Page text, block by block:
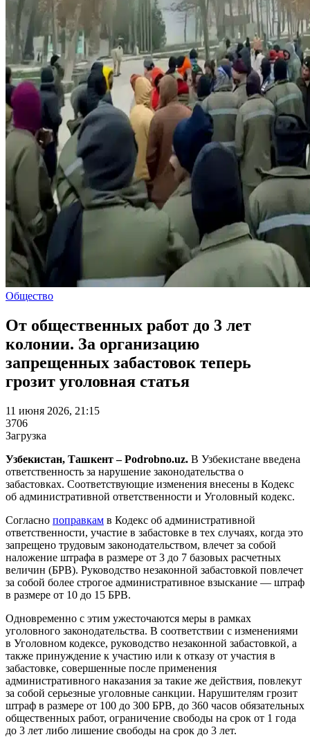
Общество
От общественных работ до 3 лет
колонии. За организацию
запрещенных забастовок теперь
грозит уголовная статья
11 июня 2026, 21:15
3706
Загрузка
Узбекистан, Ташкент – Podrobno.uz. В Узбекистане введена
ответственность за нарушение законодательства о
забастовках. Соответствующие изменения внесены в Кодекс
об административной ответственности и Уголовный кодекс.
Согласно поправкам в Кодекс об административной
ответственности, участие в забастовке в тех случаях, когда это
запрещено трудовым законодательством, влечет за собой
наложение штрафа в размере от 3 до 7 базовых расчетных
величин (БРВ). Руководство незаконной забастовкой повлечет
за собой более строгое административное взыскание — штраф
в размере от 10 до 15 БРВ.
Одновременно с этим ужесточаются меры в рамках
уголовного законодательства. В соответствии с изменениями
в Уголовном кодексе, руководство незаконной забастовкой, а
также принуждение к участию или к отказу от участия в
забастовке, совершенные после применения
административного наказания за такие же действия, повлекут
за собой серьезные уголовные санкции. Нарушителям грозит
штраф в размере от 100 до 300 БРВ, до 360 часов обязательных
общественных работ, ограничение свободы на срок от 1 года
до 3 лет либо лишение свободы на срок до 3 лет.